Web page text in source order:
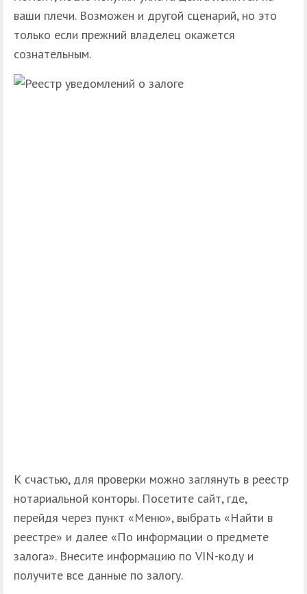
ваши плечи. Возможен и другой сценарий, но это
только если прежний владелец окажется
сознательным.
К счастью, для проверки можно заглянуть в реестр
нотариальной конторы. Посетите сайт, где,
перейдя через пункт «Меню», выбрать «Найти в
реестре» и далее «По информации о предмете
залога». Внесите информацию по VIN-коду и
получите все данные по залогу.